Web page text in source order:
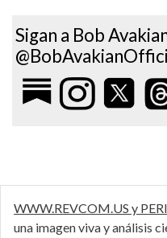
Sigan a Bob
WWW.REVCOM.US y
una imagen viva y análisis